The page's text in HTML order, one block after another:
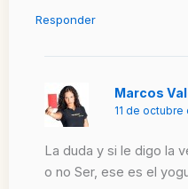
Responder
Marcos
11 de octubre
La duda y si le digo la
o no Ser, ese es el